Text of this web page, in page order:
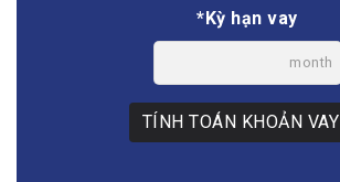
*Kỳ hạn vay
month
TÍNH TOÁN KHOẢN VAY